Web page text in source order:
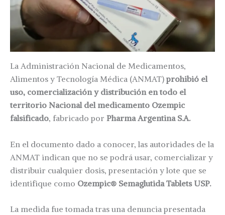
La Administración Nacional de Medicamentos,
Alimentos y Tecnología Médica (ANMAT)prohibió el
uso, comercialización y distribución en todo el
territorio Nacional del medicamento Ozempic
falsificado, fabricado por Pharma Argentina S.A.
En el documento dado a conocer, las autoridades de la
ANMAT indican que no se podrá usar, comercializar y
distribuir cualquier dosis, presentación y lote que se
identifique como Ozempic® Semaglutida Tablets USP.
La medida fue tomada tras una denuncia presentada